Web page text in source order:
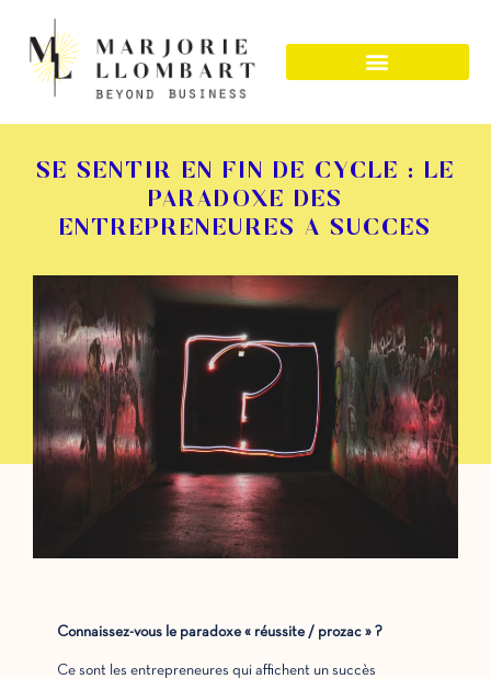
SE SENTIR EN FIN DE CYCLE : LE
PARADOXE DES
ENTREPRENEURES À SUCCÈS
Connaissez-vous le paradoxe « réussite / prozac » ?
Ce sont les entrepreneures qui affichent un succès